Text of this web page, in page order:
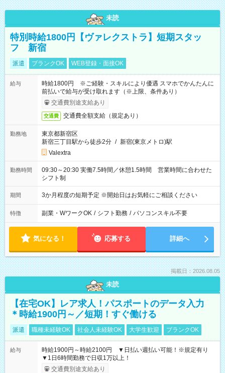
未読
特別時給1800円【ヴァレクストラ】短期スタッ
フ 新宿
派遣 ブランクOK WEB登録・面接OK
給与
時給1800円 ※ご経験・スキルにより優遇 スマホでかんたんに
前払いで給与が受け取れます（※上限、条件あり）
交通費別途支給あり
交通費 交通費全額支給（規定あり）
勤務地
東京都新宿区
新宿三丁目駅から徒歩2分 / 新宿(東京メトロ)駅
Valextra
勤務時間
09:30～20:30 実働7.5時間／休憩1.5時間 営業時間に合わせた
シフト制
期間 3か月程度の短期予定 ※開始日はお気軽にご相談ください
特徴 副業・WワークOK / シフト勤務 / パソコンスキル不要
気になる！ 応募する 詳細へ
掲載日：2026.08.05
未読
【在宅OK】レア求人！パスポートのデータ入力
＊時給1900円～／短期！すぐ働ける
派遣 職種未経験OK 社会人未経験OK 大学生歓迎 ブランクOK
給与
時給1900円～時給2100円 ▼日払い週払い可能！※規定有り
▼1日6時間勤務で日収1万以上！
交通費別途支給あり